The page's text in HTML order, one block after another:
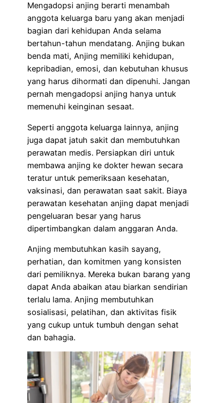
Mengadopsi anjing berarti menambah
anggota keluarga baru yang akan menjadi
bagian dari kehidupan Anda selama
bertahun-tahun mendatang. Anjing bukan
benda mati, Anjing memiliki kehidupan,
kepribadian, emosi, dan kebutuhan khusus
yang harus dihormati dan dipenuhi. Jangan
pernah mengadopsi anjing hanya untuk
memenuhi keinginan sesaat.
Seperti anggota keluarga lainnya, anjing
juga dapat jatuh sakit dan membutuhkan
perawatan medis. Persiapkan diri untuk
membawa anjing ke dokter hewan secara
teratur untuk pemeriksaan kesehatan,
vaksinasi, dan perawatan saat sakit. Biaya
perawatan kesehatan anjing dapat menjadi
pengeluaran besar yang harus
dipertimbangkan dalam anggaran Anda.
Anjing membutuhkan kasih sayang,
perhatian, dan komitmen yang konsisten
dari pemiliknya. Mereka bukan barang yang
dapat Anda abaikan atau biarkan sendirian
terlalu lama. Anjing membutuhkan
sosialisasi, pelatihan, dan aktivitas fisik
yang cukup untuk tumbuh dengan sehat
dan bahagia.